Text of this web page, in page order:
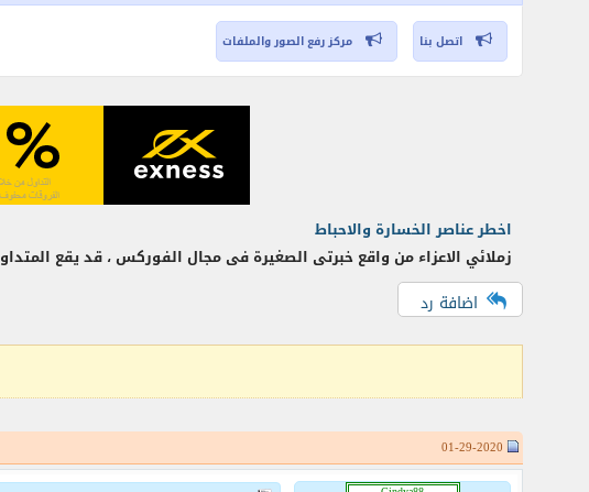
اتصل بنا مركز رفع الصور والملفات
اخطر عناصر الخسارة والاحباط
زملائي الاعزاء من واقع خبرتى الصغيرة فى مجال الفوركس ، قد يقع
اضافة رد